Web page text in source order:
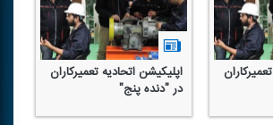
اپلیكیشن اتحادیه تعمیركاران
در "دنده پنج"